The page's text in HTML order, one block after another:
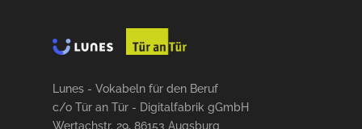
Lunes - Vokabeln für den Beruf
c/o Tür an Tür - Digitalfabrik gGmbH
Wertachstr. 29, 86153 Augsburg